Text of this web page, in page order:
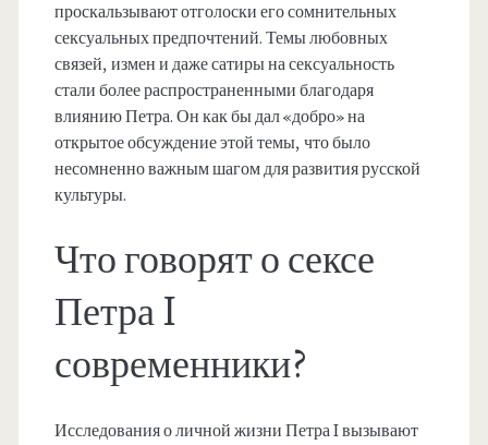
проскальзывают отголоски его сомнительных
сексуальных предпочтений. Темы любовных
связей, измен и даже сатиры на сексуальность
стали более распространенными благодаря
влиянию Петра. Он как бы дал «добро» на
открытое обсуждение этой темы, что было
несомненно важным шагом для развития русской
культуры.
Что говорят о сексе
Петра I
современники?
Исследования о личной жизни Петра I вызывают